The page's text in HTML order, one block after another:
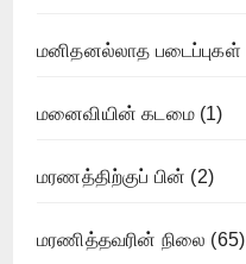
மனிதனல்லாத படைப்புகள்
மனைவியின் கடமை(1)
மரணத்திற்குப் பின் (2)
மரணித்தவரின் நிலை (65)